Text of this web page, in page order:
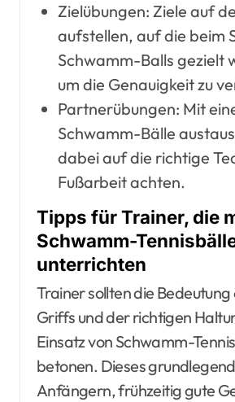
Zielübungen: Ziele auf
aufstellen, auf die beim
Schwamm-Balls gezielt
um die Genauigkeit zu
Partnerübungen: Mit
Schwamm-Bälle
dabei auf die richtige
Fußarbeit achten.
Tipps für Trainer, die
Schwamm-
unterrichten
Trainer sollten die
Griffs und der richtigen
Einsatz von Schwamm-
betonen. Dieses
Anfängern, frühzeitig gute